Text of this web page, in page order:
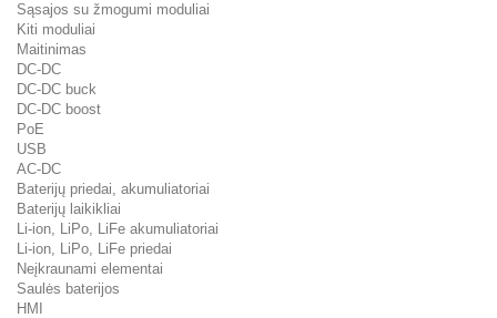
Sąsajos su žmogumi moduliai
Kiti moduliai
Maitinimas
DC-DC
DC-DC buck
DC-DC boost
PoE
USB
AC-DC
Baterijų priedai, akumuliatoriai
Baterijų laikikliai
Li-ion, LiPo, LiFe akumuliatoriai
Li-ion, LiPo, LiFe priedai
Neįkraunami elementai
Saulės baterijos
HMI